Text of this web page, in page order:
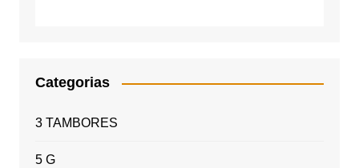
Categorias
3 TAMBORES
5 G